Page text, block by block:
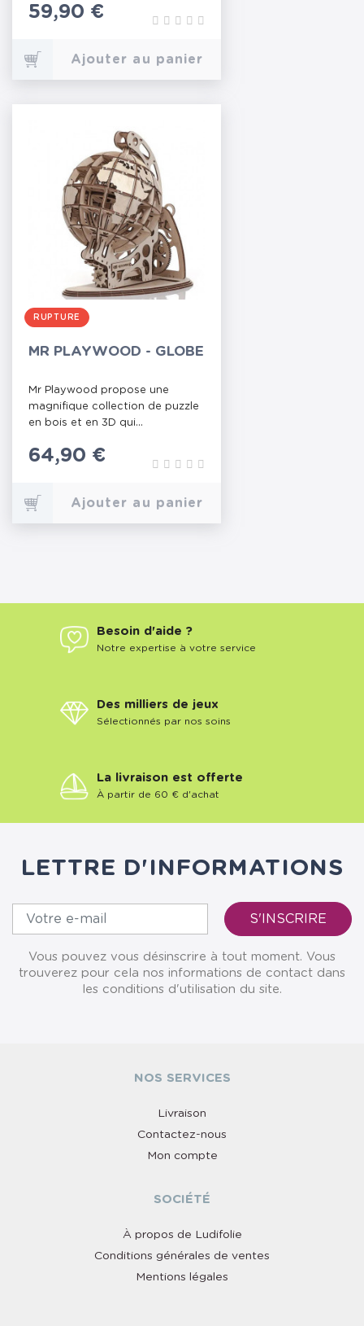
Prix
59,90 €
Ajouter au panier
RUPTURE
MR PLAYWOOD - GLOBE
Mr Playwood propose une
magnifique collection de puzzle
en bois et en 3D qui...
Prix
64,90 €
Ajouter au panier
Besoin d'aide ?
Notre expertise à votre service
Des milliers de jeux
Sélectionnés par nos soins
La livraison est offerte
À partir de 60 € d'achat
LETTRE D'INFORMATIONS
Vous pouvez vous désinscrire à tout moment. Vous
trouverez pour cela nos informations de contact dans
les conditions d'utilisation du site.
NOS SERVICES
Livraison
Contactez-nous
Mon compte
SOCIÉTÉ
À propos de Ludifolie
Conditions générales de ventes
Mentions légales